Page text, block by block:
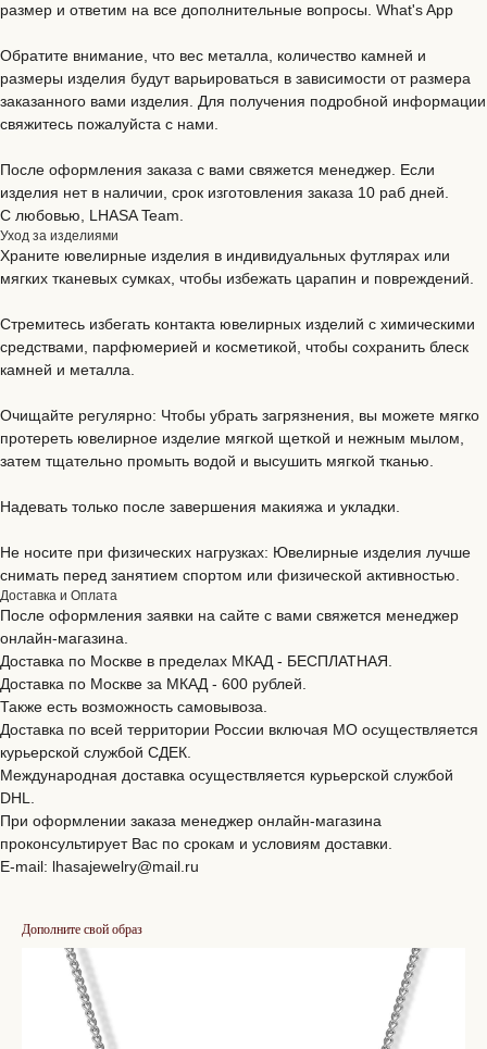
размер и ответим на все дополнительные вопросы. What's App
Обратите внимание, что вес металла, количество камней и
размеры изделия будут варьироваться в зависимости от размера
заказанного вами изделия. Для получения подробной информации
свяжитесь пожалуйста с нами.
После оформления заказа с вами свяжется менеджер. Если
изделия нет в наличии, срок изготовления заказа 10 раб дней.
С любовью, LHASA Team.
Уход за изделиями
Храните ювелирные изделия в индивидуальных футлярах или
мягких тканевых сумках, чтобы избежать царапин и повреждений.
Стремитесь избегать контакта ювелирных изделий с химическими
средствами, парфюмерией и косметикой, чтобы сохранить блеск
камней и металла.
Очищайте регулярно: Чтобы убрать загрязнения, вы можете мягко
протереть ювелирное изделие мягкой щеткой и нежным мылом,
затем тщательно промыть водой и высушить мягкой тканью.
Надевать только после завершения макияжа и укладки.
Не носите при физических нагрузках: Ювелирные изделия лучше
снимать перед занятием спортом или физической активностью.
Доставка и Оплата
После оформления заявки на сайте с вами свяжется менеджер
онлайн-магазина.
Доставка по Москве в пределах МКАД - БЕСПЛАТНАЯ.
Доставка по Москве за МКАД - 600 рублей.
Также есть возможность самовывоза.
Доставка по всей территории России включая МО осуществляется
курьерской службой CДЕК.
Международная доставка осуществляется курьерской службой
DHL.
При оформлении заказа менеджер онлайн-магазина
проконсультирует Вас по срокам и условиям доставки.
E-mail: lhasajewelry@mail.ru
Дополните свой образ